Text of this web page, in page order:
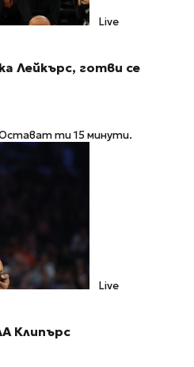
Live
Лейкърс, готви се
Остават ти 15 минути.
Live
Клипърс